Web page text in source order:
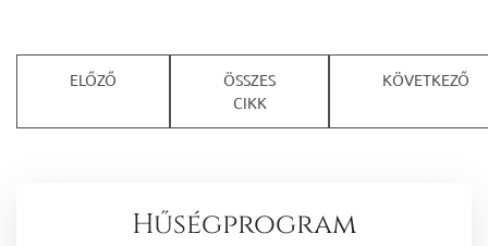
ELŐZŐ
ÖSSZES
CIKK
KÖVETKEZŐ
Hűségprogram